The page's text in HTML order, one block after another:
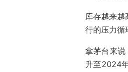
库存越来
行的压力循
拿茅台来
升至2024